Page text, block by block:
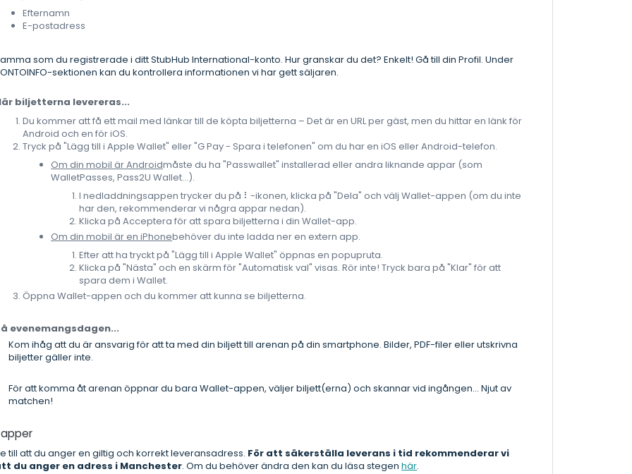
Efternamn
E-postadress
som du registrerade i ditt StubHub International-konto. Hur granskar du det? Enkelt! Gå till din Profil. Under
sektionen kan du kontrollera informationen vi har gett säljaren.
biljetterna levereras...
Du kommer att få ett mail med länkar till de köpta biljetterna – Det är en URL per gäst, men du hittar en länk för
Android och en för iOS.
Tryck på "Lägg till i Apple Wallet" eller "G Pay - Spara i telefonen" om du har en iOS eller Android-telefon.
Om din mobil är Androidmåste du ha "Passwallet" installerad eller andra liknande appar (som
WalletPasses, Pass2U Wallet...).
I nedladdningsappen trycker du på ⠇-ikonen, klicka på "Dela" och välj Wallet-appen (om du inte
har den, rekommenderar vi några appar nedan).
Klicka på Acceptera för att spara biljetterna i din Wallet-app.
Om din mobil är en iPhonebehöver du inte ladda ner en extern app.
Efter att ha tryckt på "Lägg till i Apple Wallet" öppnas en popupruta.
Klicka på "Nästa" och en skärm för "Automatisk val" visas. Rör inte! Tryck bara på "Klar" för att
spara dem i Wallet.
Öppna Wallet-appen och du kommer att kunna se biljetterna.
evenemangsdagen...
Kom ihåg att du är ansvarig för att ta med din biljett till arenan på din smartphone. Bilder, PDF-filer eller utskrivna
biljetter gäller inte.
För att komma åt arenan öppnar du bara Wallet-appen, väljer biljett(erna) och skannar vid ingången... Njut av
matchen!
till att du anger en giltig och korrekt leveransadress. För att säkerställa leverans i tid rekommenderar vi
du anger en adress i Manchester. Om du behöver ändra den kan du läsa stegenhär.